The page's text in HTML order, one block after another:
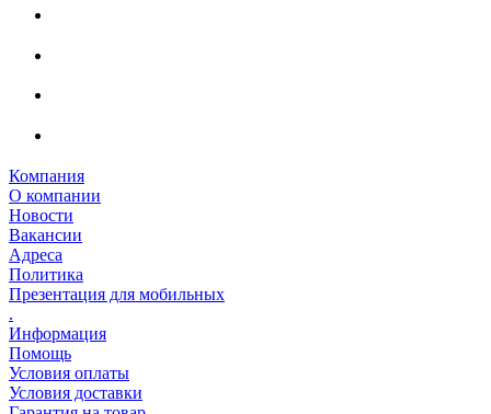
Компания
О компании
Новости
Вакансии
Адреса
Политика
Презентация для мобильных
.
Информация
Помощь
Условия оплаты
Условия доставки